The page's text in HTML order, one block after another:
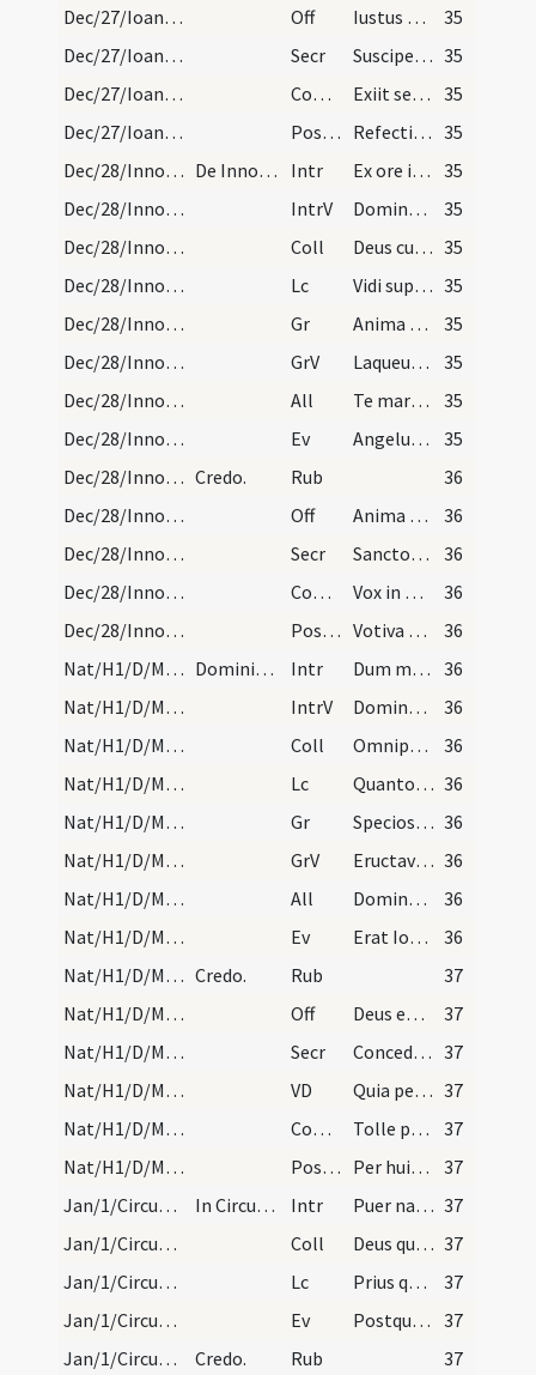
Dec/27/Ioannes apostolus/M2/Mass Propers Off Iustus ut palma florebit
35
Dec/27/Ioannes apostolus/M2/Mass Propers
Secr Suscipe munera Domine quae in eius tibi sollemnitate deferimus ... patrocinio liberari. 35
Dec/27/Ioannes apostolus/M2/Mass Propers
Comm Exiit sermo inter fratres
35
Dec/27/Ioannes apostolus/M2/Mass Propers
Postcomm Refecti cibo potuque caelesti Dominus noster te supplicitur ... eius precibus. 35
Dec/28/Innocentes/M2/Mass Propers
De Innocentibus. Intr Ex ore infantium Deus
35
Dec/28/Innocentes/M2/Mass Propers
IntrV Domine Dominus noster
35
Dec/28/Innocentes/M2/Mass Propers
Coll Deus cuius hodierne die praeconium ... vita fateatur. 35
Dec/28/Innocentes/M2/Mass Propers
Lc Vidi supra montem Sion agnum stantem (Ap) 35
Dec/28/Innocentes/M2/Mass Propers
Gr Anima nostra sicut passer erepta est
35
Dec/28/Innocentes/M2/Mass Propers
GrV Laqueus contritus est
35
Dec/28/Innocentes/M2/Mass Propers
All Te martyrum candidatus
35
Dec/28/Innocentes/M2/Mass Propers
Ev Angelus apparuit in somnis Ioseph dicens. Surge et accipe puerum (Mt)
35
Dec/28/Innocentes/Mass Propers Credo. Rub
36
Dec/28/Innocentes/M2/Mass Propers
Off Anima nostra sicut passer erepta est
36
Dec/28/Innocentes/M2/Mass Propers
Secr Sanctorum tuorum nobis Domine pia non desit oratio ... semper obtineat.
36
Dec/28/Innocentes/M2/Mass Propers
Comm Vox in Rama audita est
36
Dec/28/Innocentes/M2/Mass Propers
Postcomm Votiva Domine dona percepimus ... conferre subsidium.
36
Nat/H1/D/M2/Mass Propers
Dominica infra octavas. Intr Dum medium silentium
36
Nat/H1/D/M2/Mass Propers
IntrV Dominus regnavit diecorem
36
Nat/H1/D/M2/Mass Propers
Coll Omnipotens sempiterne Deus dirige actus nostros in beneplacito tuo ... operibus abundare.
36
Nat/H1/D/M2/Mass Propers
Lc Quanto tempore haeres parvulus est (G) 36
Nat/H1/D/M2/Mass Propers
Gr Speciosus forma 36
Nat/H1/D/M2/Mass Propers
GrV Eructavit cor meum verbum bonum 36
Nat/H1/D/M2/Mass Propers
All Dominus regnavit exsultet
36
Nat/H1/D/M2/Mass Propers
Ev Erat Ioseph et Maria mater Iesu mirantes super his (L)
36
Nat/H1/D/Mass Propers Credo. Rub
37
Nat/H1/D/M2/Mass Propers
Off Deus enim firmavit orbem terrae
37
Nat/H1/D/M2/Mass Propers
Secr Concede quaesumus Domine ut oculis tuae maiestatis ... perennitatis acquirat. 37
Nat/H1/D/M2/Mass Propers
VD Quia per incarnati 37
Nat/H1/D/M2/Mass Propers
Comm Tolle puerum
37
Nat/H1/D/M2/Mass Propers
Postcomm Per huius Domine operationem mysterii ... desideria compleantur.
37
Jan/1/Circumcisio/M2/Mass Propers
In Circumcisione Domini. Per totum. Intr Puer natus est nobis 37
Jan/1/Circumcisio/M2/Mass Propers
Coll Deus qui nobis nati Salvatoris diem celebrare concedis octavum ... commercio reparati. 37
Jan/1/Circumcisio/M2/Mass Propers
Lc Prius quam veniret fides sun lege (G)
37
Jan/1/Circumcisio/M2/Mass Propers
Ev Postquam consummati sunt dies octo (L)
37
Jan/1/Circumcisio/Mass Propers
Credo. Rub
37